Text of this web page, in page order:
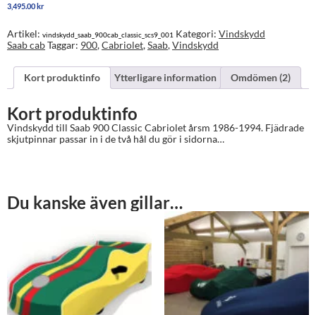
Cabriolet
1994
mängd
3,495.00kr
Artikel: vindskydd_saab_900cab_classic_scs9_001 Kategori: Vindskydd
Saab cabTaggar: 900,Cabriolet,Saab,Vindskydd
Kort produktinfo Ytterligare information Omdömen (2)
Kort produktinfo
Vindskydd till Saab 900 Classic Cabriolet årsm 1986-1994. Fjädrade
skjutpinnar passar in i de två hål du gör i sidorna…
Du kanske även gillar…